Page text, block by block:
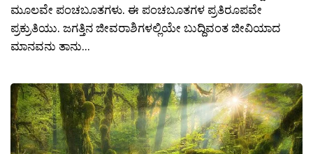
ಮೂಲವೇ ಪಂಚಬೂತಗಳು. ಈ ಪಂಚಬೂತಗಳ ಪ್ರತಿರೂಪವೇ
ಪ್ರಕ್ರುತಿಯು. ಜಗತ್ತಿನ ಜೀವರಾಶಿಗಳಲ್ಲಿಯೇ ಬುದ್ದಿವಂತ ಜೀವಿಯಾದ
ಮಾನವನು ತಾನು...